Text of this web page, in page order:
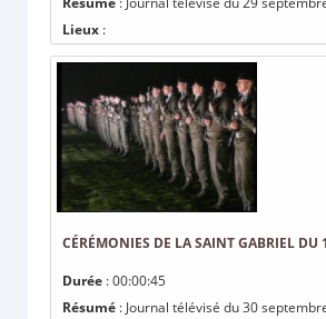
Lieux :
CÉRÉMONIES DE LA SAINT GABRIEL DU
Durée : 00:00:45
Résumé : Journal télévisé du 30